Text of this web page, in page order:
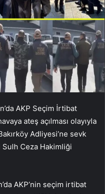
AKP Seçim İrtibat
ateş açılması olayıyla
Adliyesi’ne sevk
Ceza Hakimliği
AKP’nin seçim irtibat